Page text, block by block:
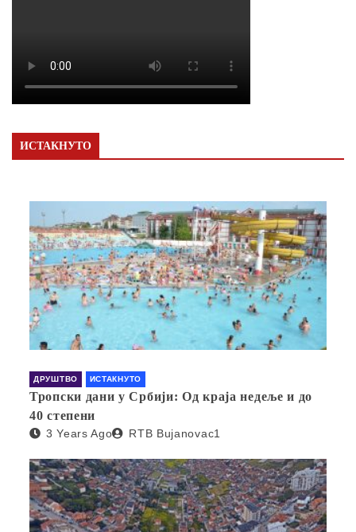
ИСТАКНУТО
ДРУШТВО ИСТАКНУТО
Тропски дани у Србији: Од краја недеље и до
40 степени
3 Years Ago RTB Bujanovac1